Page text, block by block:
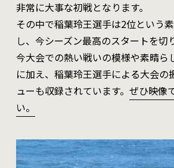
非常に大事な初戦となります。
その中で稲葉玲王選手は2位という
し、今シーズン最高のスタートを切
今大会での熱い戦いの模様や素晴ら
に加え、稲葉玲王選手による大会の
ューも収録されています。 ぜひ映像
い。